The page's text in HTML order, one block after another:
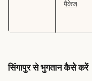
पैकेज
सिंगापुर से भुगतान कैसे करें